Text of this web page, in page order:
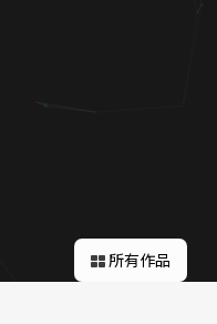
關於蘋果
所有作品